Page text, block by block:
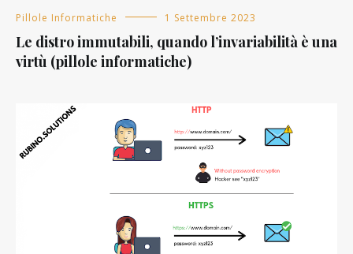
Pillole Informatiche 1 Settembre 2023
Le distro immutabili, quando l’invariabilità è una
virtù (pillole informatiche)